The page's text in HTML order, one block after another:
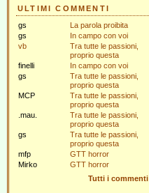
ULTIMI COMMENTI
gs
La parola proibita
gs
In campo con voi
vb
Tra tutte le passioni,
proprio questa
finelli
In campo con voi
gs
Tra tutte le passioni,
proprio questa
MCP
Tra tutte le passioni,
proprio questa
.mau.
Tra tutte le passioni,
proprio questa
gs
Tra tutte le passioni,
proprio questa
mfp
GTT horror
Mirko
GTT horror
Tutti i commenti